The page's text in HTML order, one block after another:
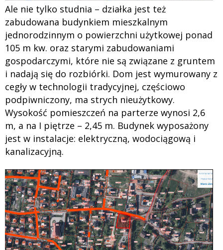
Ale nie tylko studnia – działka jest też
zabudowana budynkiem mieszkalnym
jednorodzinnym o powierzchni użytkowej ponad
105 m kw. oraz starymi zabudowaniami
gospodarczymi, które nie są związane z gruntem
i nadają się do rozbiórki. Dom jest wymurowany z
cegły w technologii tradycyjnej, częściowo
podpiwniczony, ma strych nieużytkowy.
Wysokość pomieszczeń na parterze wynosi 2,6
m, a na I piętrze – 2,45 m. Budynek wyposażony
jest w instalacje: elektryczną, wodociągową i
kanalizacyjną.